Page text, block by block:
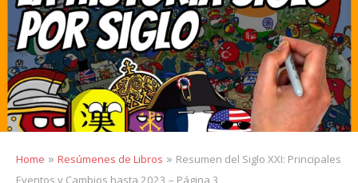
Home » Resúmenes de Libros » Resumen del Siglo XXI: Principales
Eventos y Cambios hasta 2023 – Página 3